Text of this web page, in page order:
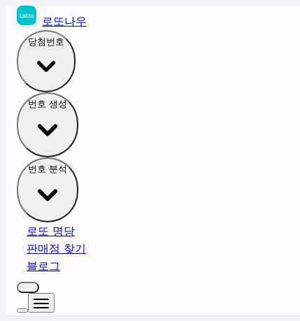
로또나우
당첨번호
번호 생성
번호 분석
로또 명당
판매점 찾기
블로그